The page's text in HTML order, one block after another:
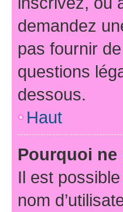
demandez
pas fournir
questions
dessous.
Haut
Pourquoi ne
Il est
nom